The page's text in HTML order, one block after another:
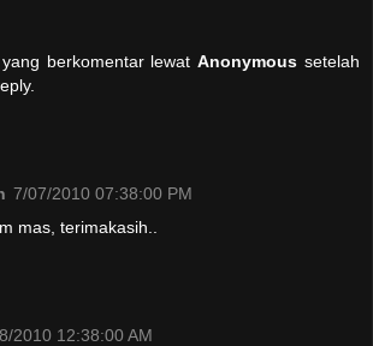
berkomentar lewatAnonymous setelah
7/07/2010 07:38:00 PM
mas, terimakasih..
2010 12:38:00 AM